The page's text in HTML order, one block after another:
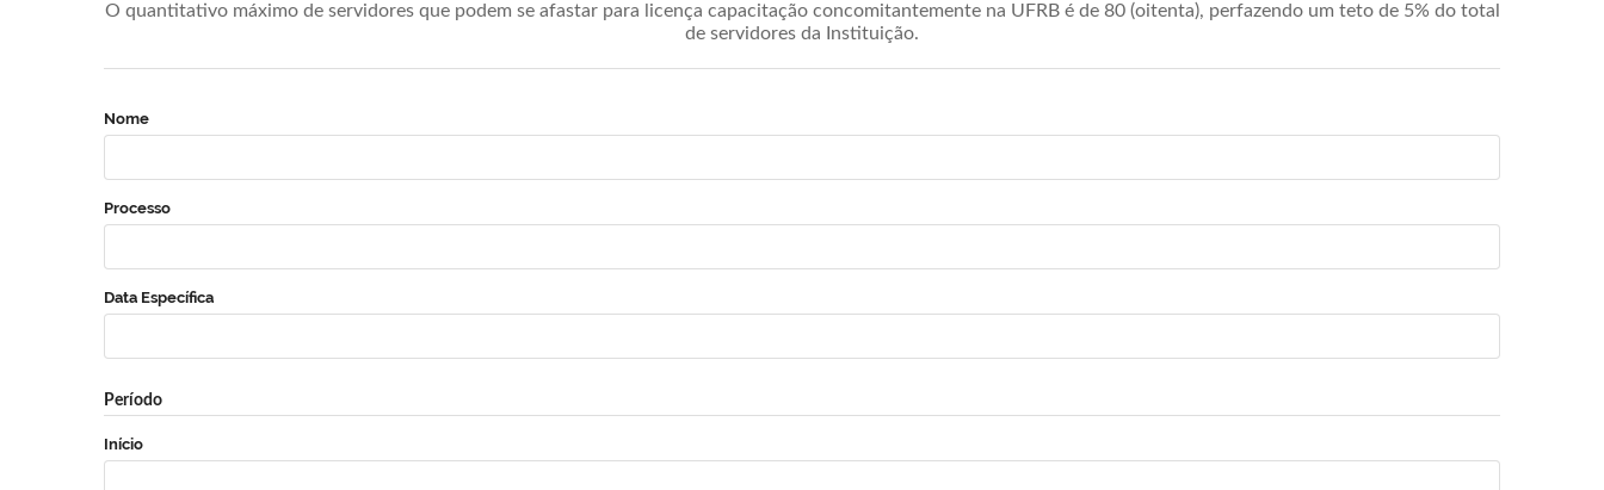
O quantitativo máximo de servidores que podem se afastar para licença capacitação concomitantemente na UFRB é de 80 (oitenta), perfazendo um teto de 5% do total
de servidores da Instituição.
Nome
Processo
Data Específica
Período
Início